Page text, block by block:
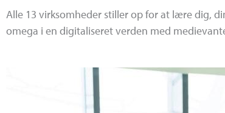
Alle 13 virksomheder stiller op for at lære dig,
omega i en digitaliseret verden med